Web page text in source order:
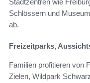
Stadtzentren wie
Schlössern und
ab.
Freizeitparks,
Familien profitieren von
Zielen, Wildpark